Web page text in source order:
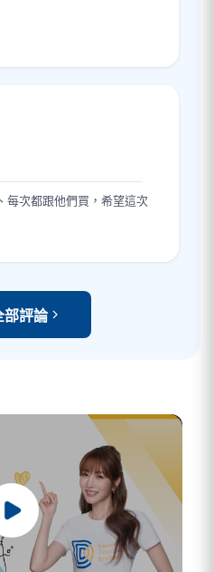
每次都跟他們買，希望這次
部評論